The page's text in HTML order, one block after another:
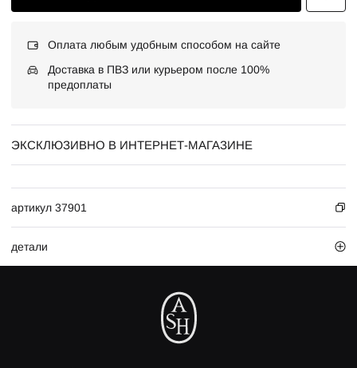
Оплата любым удобным способом на сайте
Доставка в ПВЗ или курьером после 100%
предоплаты
ЭКСКЛЮЗИВНО В ИНТЕРНЕТ-МАГАЗИНЕ
артикул 37901
детали